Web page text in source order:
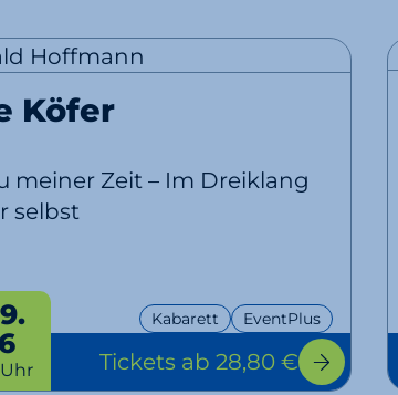
Köfer
meiner Zeit – Im Dreiklang
selbst
Kabarett EventPlus
Tickets ab 28,80 €